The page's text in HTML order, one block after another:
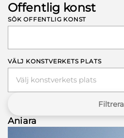
Offentlig konst
SÖK OFFENTLIG KONST
VÄLJ KONSTVERKETS PLATS
Välj konstverkets plats
Filtrera
Aniara